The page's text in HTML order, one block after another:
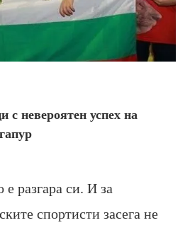
с невероятен успех на
разгара си. И за
спортисти засега не